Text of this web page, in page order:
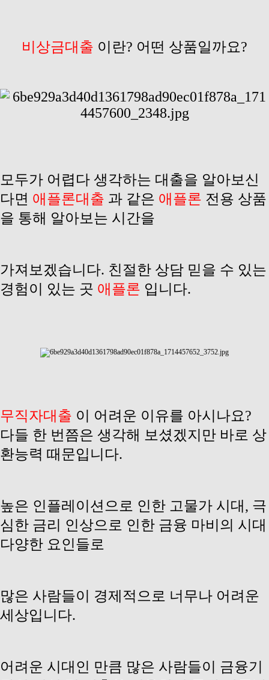
비상금대출 이란? 어떤 상품일까요?
모두가 어렵다 생각하는 대출을 알아보신
다면 애플론대출 과 같은 애플론 전용 상품
을 통해 알아보는 시간을
가져보겠습니다. 친절한 상담 믿을 수 있는
경험이 있는 곳 애플론 입니다.
무직자대 출 이 어려운 이유를 아시나요?
다들 한 번쯤은 생각해 보셨겠지만 바로 상
환능력 때문입니다.
높은 인플레이션으로 인한 고물가 시대, 극
심한 금리 인상으로 인한 금융 마비의 시대
다양한 요인들로
많은 사람들이 경제적으로 너무나 어려운
세상입니다.
어려운 시대인 만큼 많은 사람들이 금융기